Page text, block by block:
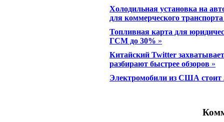
Холодильная установка на
для коммерческого транспорта
Топливная карта для
ГСМ до 30% »
Китайский Twitter
разбирают быстрее обзоров »
Электромобили из США стоит